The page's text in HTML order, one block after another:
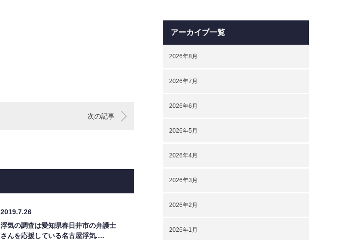
次の記事
2019.7.26
浮気の調査は愛知県春日井市の弁護士
さんを応援している名古屋浮気.…
アーカイブ一覧
2026年8月
2026年7月
2026年6月
2026年5月
2026年4月
2026年3月
2026年2月
2026年1月